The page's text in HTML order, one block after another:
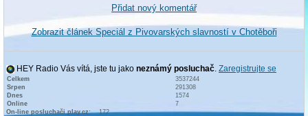
Přidat nový komentář
Zobrazit článek Speciál z Pivovarských slavností v Chotěboři
HEY Radio Vás vítá, jste tu jako neznámý posluchač. Zaregistrujte se
Celkem
3537244
Srpen
291308
Dnes
1574
Online
7
On-line posluchači play.cz:
172